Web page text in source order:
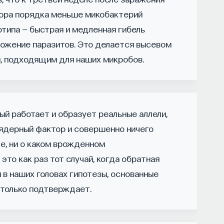
порядка меньше микобактерий
— быстрая и медленная гибель
паразитов. Это делается высевом
подходящим для наших микробов.
работает и образует реальные аллели,
фактор и совершенно ничего
ни о каком врожденном
как раз тот случай, когда обратная
наших головах гипотезы, основанные
подтверждает.
вклад в то, каким оно будет.
забота о том, как человек будет работать
окажется в команде и профессии.
отдельной идеологией. В зависимости
у него будут совершенно разные
готовят элиту, и отсюда возникает образ
Но здесь возникает и другой, гораздо
целеполагание университета и кто задает
университет способен быть субъектом —